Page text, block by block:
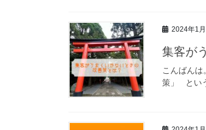
2024年1
集客が
こんばん
策」 とい